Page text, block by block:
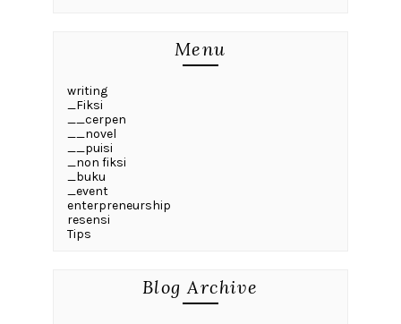
Menu
writing
_Fiksi
__cerpen
__novel
__puisi
_non fiksi
_buku
_event
enterpreneurship
resensi
Tips
Blog Archive